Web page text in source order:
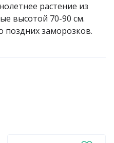
растение из
высотой 70-90 см.
поздних заморозков.